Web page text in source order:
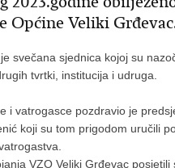
Općine Veliki
svečana sjednica kojoj su
tvrtki, institucija i udruga.
i vatrogasce pozdravio je
koji su tom prigodom uručili
VZO Veliki Grđevac